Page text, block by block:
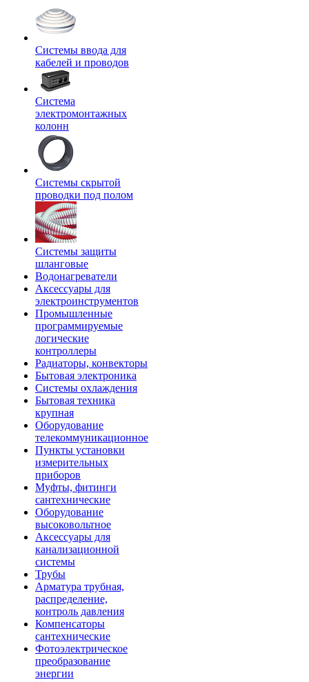
Системы ввода для
кабелей и проводов
Система
электромонтажных
колонн
Системы скрытой
проводки под полом
Системы защиты
шланговые
Водонагреватели
Аксессуары для
электроинструментов
Промышленные
программируемые
логические
контроллеры
Радиаторы, конвекторы
Бытовая электроника
Системы охлаждения
Бытовая техника
крупная
Оборудование
телекоммуникационное
Пункты установки
измерительных
приборов
Муфты, фитинги
сантехнические
Оборудование
высоковольтное
Аксессуары для
канализационной
системы
Трубы
Арматура трубная,
распределение,
контроль давления
Компенсаторы
сантехнические
Фотоэлектрическое
преобразование
энергии